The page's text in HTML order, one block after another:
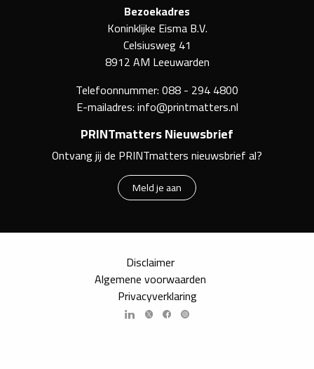
Bezoekadres
Koninklijke Eisma B.V.
Celsiusweg 41
8912 AM Leeuwarden
Telefoonnummer:088 - 294 4800
E-mailadres:info@printmatters.nl
PRINTmatters Nieuwsbrief
Ontvang jij de PRINTmatters nieuwsbrief al?
Meld je aan
Disclaimer
Algemene voorwaarden
Privacyverklaring